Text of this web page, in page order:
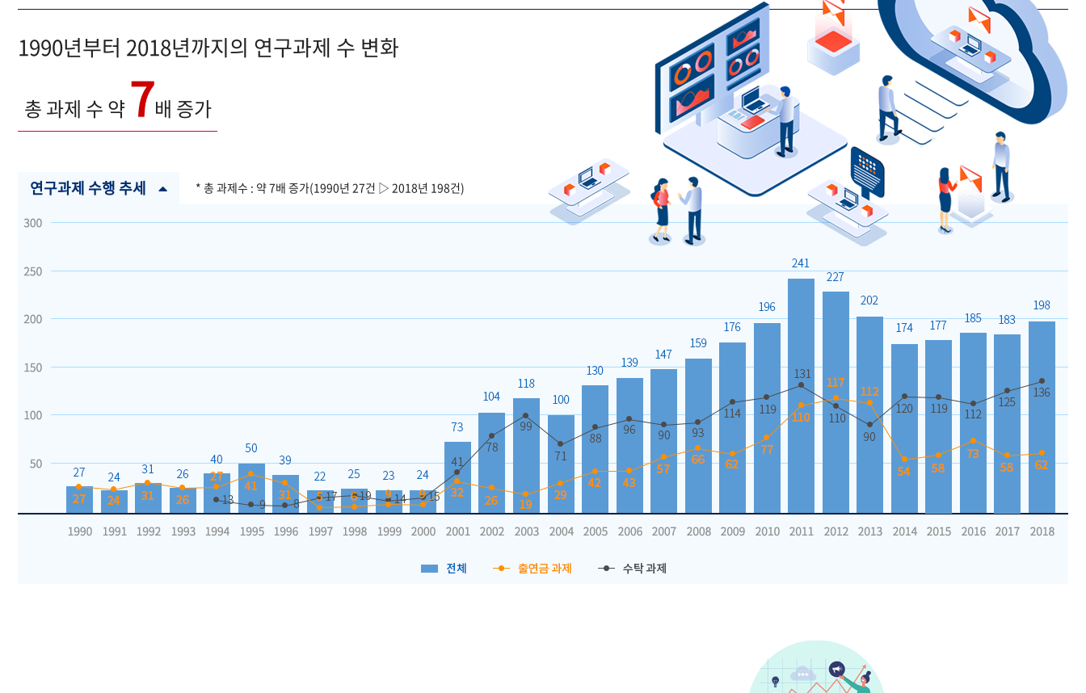
1990년부터 2018년까지의 연구과제 수 변화
총 과제 수 약7배 증가
연구과제 수행 추세 * 총 과제수 : 약 7배 증가(1990년 27건 ▷ 2018년 198건)